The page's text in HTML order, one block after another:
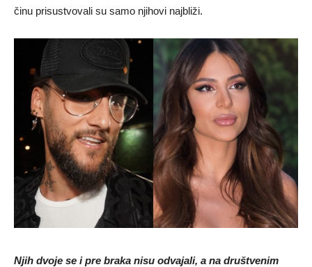
činu prisustvovali su samo njihovi najbliži.
Njih dvoje se i pre braka nisu odvajali, a na društvenim